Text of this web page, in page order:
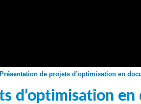
Présentation de projets d’optimisation en
d’optimisation